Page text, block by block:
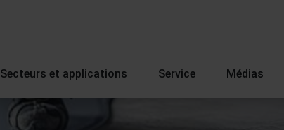
Secteurs et applications Service Médias